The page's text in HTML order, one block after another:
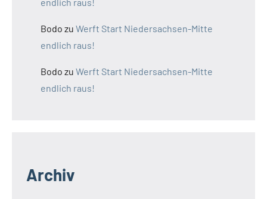
endlich raus!
Bodo zu Werft Start Niedersachsen-Mitte
endlich raus!
Bodo zu Werft Start Niedersachsen-Mitte
endlich raus!
Archiv